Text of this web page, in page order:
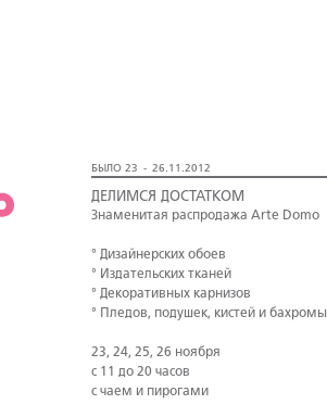
БЫЛО 23 - 26.11.2012
ДЕЛИМСЯ ДОСТАТКОМ
Знаменитая распродажа Arte Domo
° Дизайнерских обоев
° Издательских тканей
° Декоративных карнизов
° Пледов, подушек, кистей и бахромы
23, 24, 25, 26 ноября
с 11 до 20 часов
с чаем и пирогами